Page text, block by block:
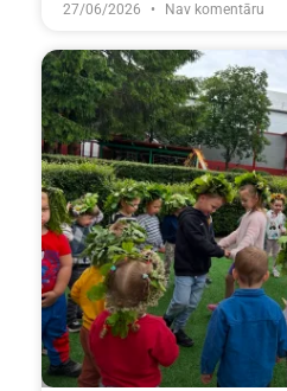
27/06/2026 Nav komentāru